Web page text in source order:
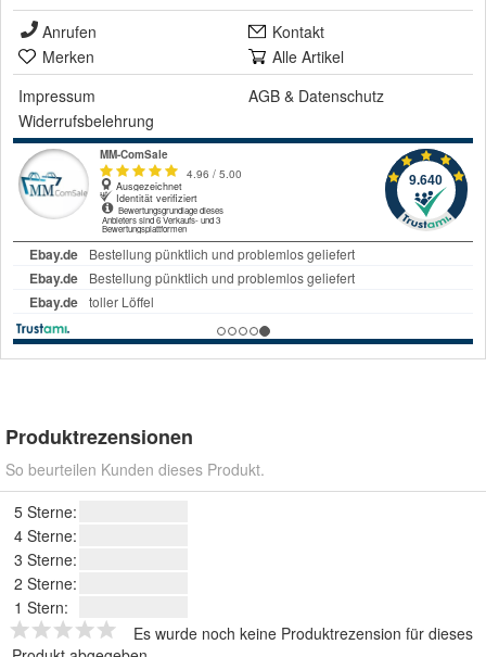
Anrufen
Kontakt
Merken
Alle Artikel
Impressum
AGB & Datenschutz
Widerrufsbelehrung
Produktrezensionen
So beurteilen Kunden dieses Produkt.
5 Sterne:
4 Sterne:
3 Sterne:
2 Sterne:
1 Stern:
Es wurde noch keine Produktrezension für dieses